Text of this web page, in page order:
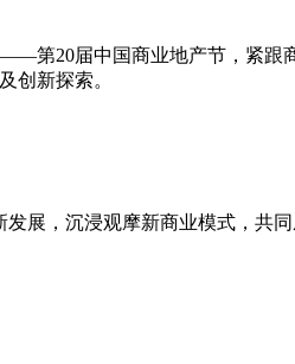
第20届中国商业地产节，紧
创新探索。
展，沉浸观摩新商业模式，共